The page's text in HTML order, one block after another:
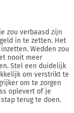
zou verbaasd zijn
in te zetten. Het
Wedden zou
nooit meer
Stel een duidelijk
om verstrikt te
om te zorgen
oplevert of je
terug te doen.